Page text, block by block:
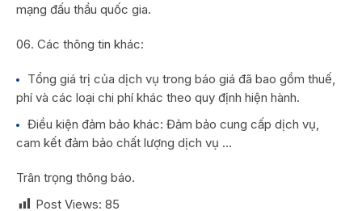
mạng đấu thầu quốc gia.
Các thông tin khác:
Tổng giá trị của dịch vụ trong báo giá đã bao gồm thuế,
phí và các loại chi phí khác theo quy định hiện hành.
Điều kiện đảm bảo khác: Đảm bảo cung cấp dịch vụ,
cam kết đảm bảo chất lượng dịch vụ …
Trân trọng thông báo.
Post Views: 85